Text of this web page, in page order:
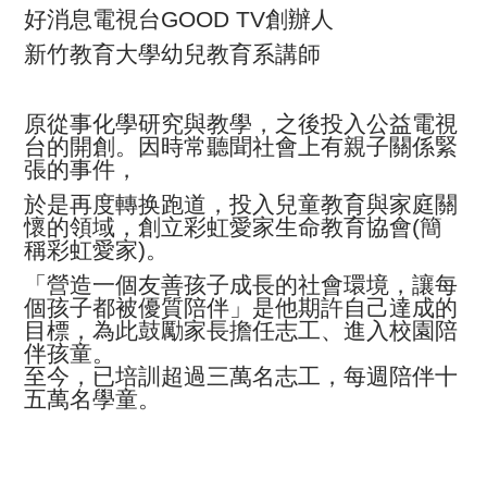
好消息電視台GOOD TV創辦人
新竹教育大學幼兒教育系講師
原從事化學研究與教學，之後投入公益電視
台的開創。因時常聽聞社會上有親子關係緊
張的事件，
於是再度轉换跑道，投入兒童教育與家庭關
懷的領域，創立彩虹愛家生命教育協會(簡
稱彩虹愛家)。
「營造一個友善孩子成長的社會環境，讓每
個孩子都被優質陪伴」是他期許自己達成的
目標，為此鼓勵家長擔任志工、進入校園陪
伴孩童。
至今，已培訓超過三萬名志工，每週陪伴十
五萬名學童。